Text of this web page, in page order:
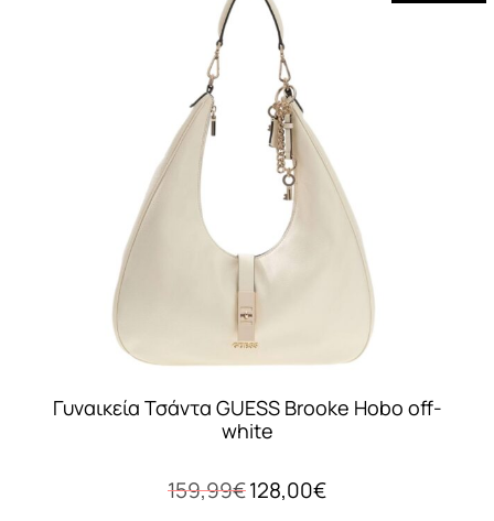
Γυναικεία Τσάντα GUESS Brooke Hobo off-
white
159,99€Original
128,00€Η